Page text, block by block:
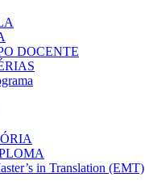
DOCENTE
in Translation (EMT)